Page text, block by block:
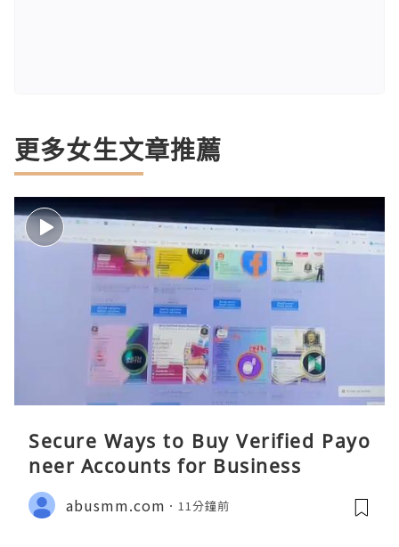
更多女生文章推薦
Secure Ways to Buy Verified Payo
neer Accounts for Business
abusmm.com 11分鐘前